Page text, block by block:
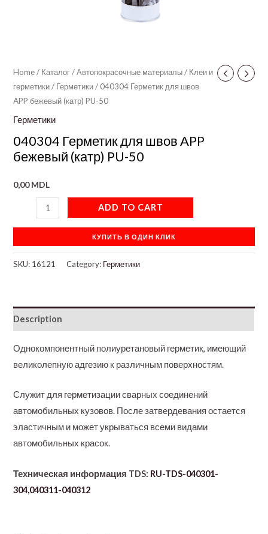
Home/ Каталог/Автопокрасочные материалы/ Клеи и
герметики/ Герметики/ 040304 Герметик для швов
APP бежевый (катр) PU-50
Герметики
040304 Герметик для швов APP
бежевый (катр) PU-50
0,00MDL
ADD TO CART
КУПИТЬ В ОДИН КЛИК
SKU: 16121 Category: Герметики
Description
Однокомпонентный полиуретановый герметик, имеющий
великолепную адгезию к различным поверхностям.
Служит для герметизации сварных соединений
автомобильных кузовов. После затвердевания остается
эластичным и может укрываться всеми видами
автомобильных красок.
Техническая информация TDS: RU-TDS-040301-
304,040311-040312